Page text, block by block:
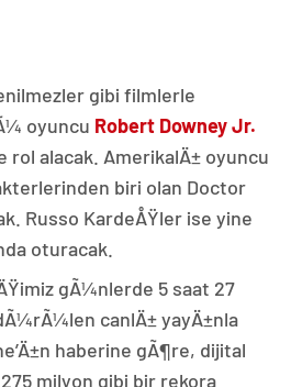
gibi filmlerle
oyuncu Robert Downey Jr.
rol alacak. AmerikalÄ± oyuncu
biri olan Doctor
Russo KardeÅŸler ise yine
oturacak.
gÃ¼nlerde 5 saat 27
canlÄ± yayÄ±nla
haberine gÃ¶re, dijital
milyon gibi bir rekora